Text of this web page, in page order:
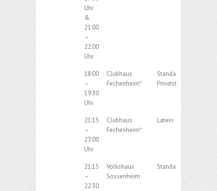
Uhr
&
21:00
–
22:00
Uhr
18:00
–
19:30
Uhr
Clubhaus
Fechenheim*
Standard (u.a.
Privatstunden
21:15
–
23:00
Uhr
Clubhaus
Fechenheim*
Latein
21:15
–
22:30
Volkshaus
Sossenheim
Standard